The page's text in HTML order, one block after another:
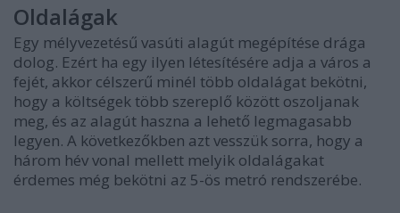
Oldalágak
Egy mélyvezetésű vasúti alagút megépítése drága
dolog. Ezért ha egy ilyen létesítésére adja a város a
fejét, akkor célszerű minél több oldalágat bekötni,
hogy a költségek több szereplő között oszoljanak
meg, és az alagút haszna a lehető legmagasabb
legyen. A következőkben azt vesszük sorra, hogy a
három hév vonal mellett melyik oldalágakat
érdemes még bekötni az 5-ös metró rendszerébe.